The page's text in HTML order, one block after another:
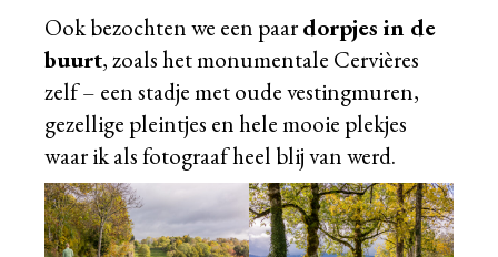
Ook bezochten we een paardorpjes in de
buurt, zoals het monumentale Cervières
zelf – een stadje met oude vestingmuren,
gezellige pleintjes en hele mooie plekjes
waar ik als fotograaf heel blij van werd.